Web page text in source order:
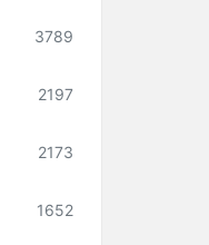
3789
2197
2173
1652